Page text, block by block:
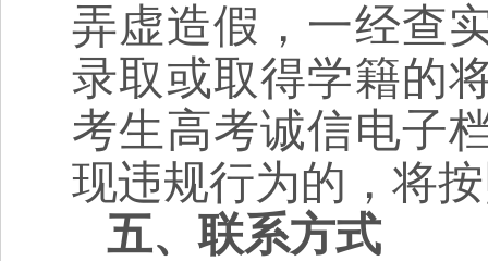
弄虚造假，一经查
录取或取得学籍的
考生高考诚信电子
现违规行为的，将
五、联系方式